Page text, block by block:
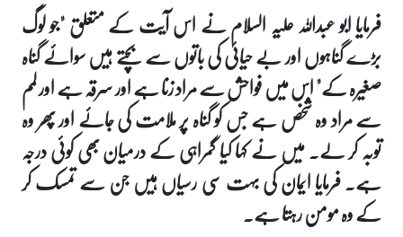
فرمایا ابو عبداللہ علیہ السلام نے اس آیت کے متعلق "جو لوگ
بڑے گناہوں اور بے حیائی کی باتوں سے بچتے ہیں سوائے گناہ
صغیرہ کے" اس میں فواحش سے مراد زنا ہے اور سرقہ ہے اور لمم
سے مراد وہ شخص ہے جس کو گناہ پر ملامت کی جائے اور پھر وہ
توبہ کر لے۔ میں نے کہا کیا گمراہی کے درمیان بھی کوئی درجہ
ہے۔ فرمایا ایمان کی بہت سی رسیاں ہیں جن سے تمسک کر
کے وہ مومن رہتا ہے۔